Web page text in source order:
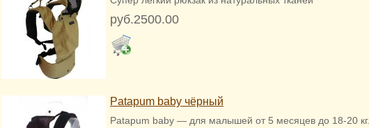
руб.2500.00
Patapum baby чёрный
Patapum baby — для малышей от 5 месяцев до 18-20 кг.